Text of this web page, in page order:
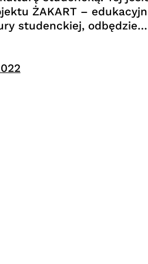
ŻAKART –
studenckiej, odbędzie…